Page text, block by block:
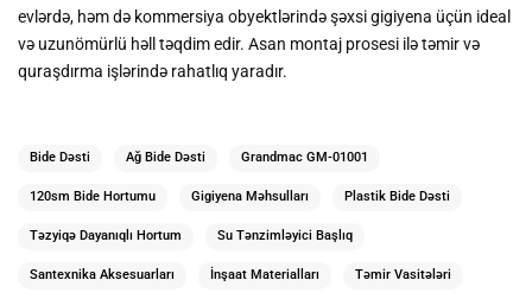
evlərdə, həm də kommersiya obyektlərində şəxsi gigiyena üçün ideal
və uzunömürlü həll təqdim edir. Asan montaj prosesi ilə təmir və
quraşdırma işlərində rahatlıq yaradır.
Bide Dəsti Ağ Bide Dəsti Grandmac GM-01001
120sm Bide Hortumu Gigiyena Məhsulları Plastik Bide Dəsti
Təzyiqə Dayanıqlı Hortum Su Tənzimləyici Başlıq
Santexnika Aksesuarları İnşaat Materialları Təmir Vasitələri